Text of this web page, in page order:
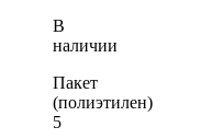
В
наличии
Пакет
(полиэтилен)
5